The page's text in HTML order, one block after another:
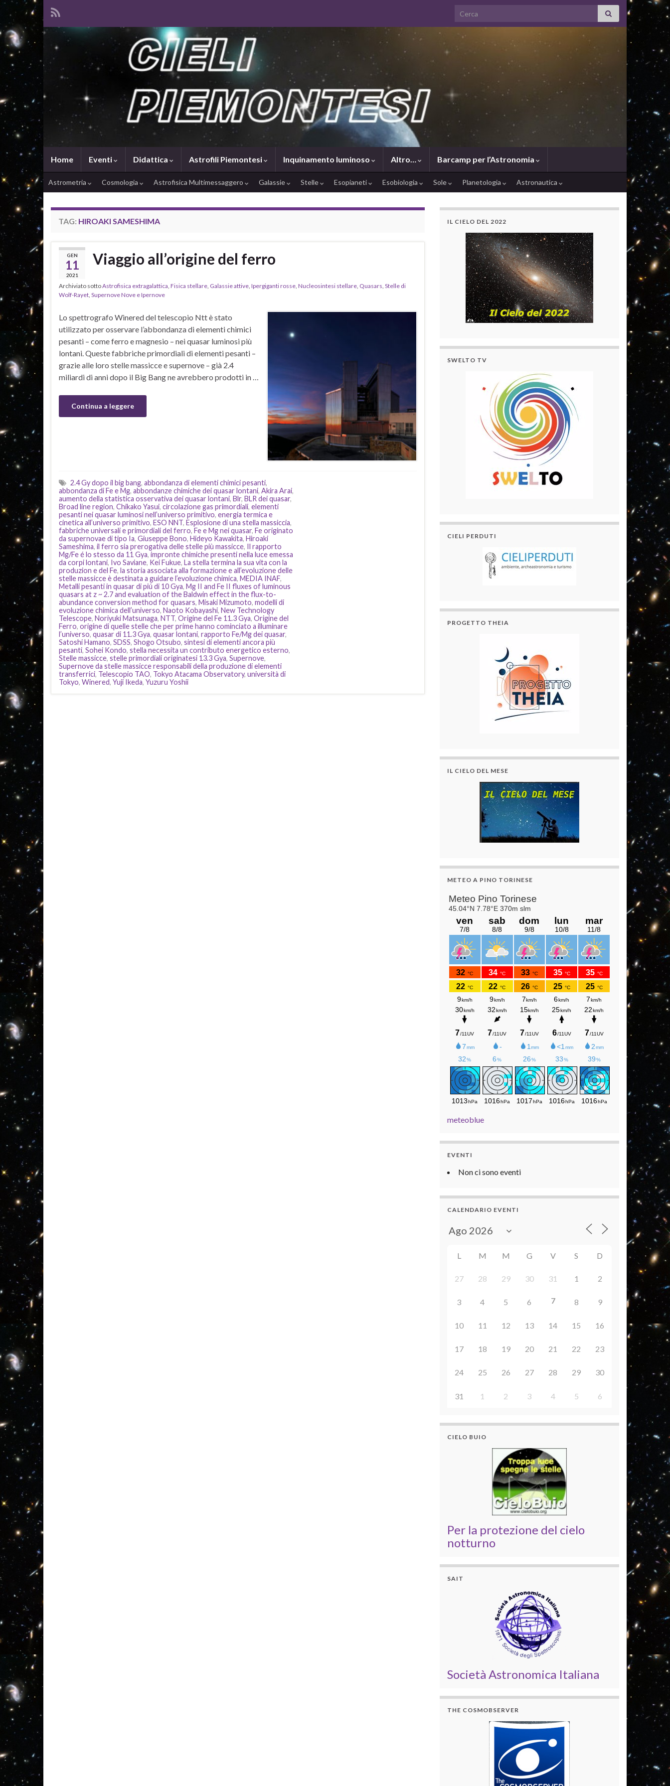
Search for:
Home Eventi Didattica Astrofili Piemontesi Inquinamento luminoso Altro… Barcamp per l’Astronomia
Astrometria Cosmologia Astrofisica Multimessaggero Galassie Stelle Esopianeti Esobiologia Sole Planetologia Astronautica
TAG: HIROAKI SAMESHIMA
GEN
11
2021
Viaggio all’origine del ferro
Archiviato sottoAstrofisica extragalattica, Fisica stellare, Galassie attive, Ipergiganti rosse, Nucleosintesi stellare, Quasars, Stelle di
Wolf-Rayet, Supernove Nove e Ipernove
Lo spettrografo Winered del telescopio Ntt è stato
utilizzato per osservare l’abbondanza di elementi chimici
pesanti – come ferro e magnesio – nei quasar luminosi più
lontani. Queste fabbriche primordiali di elementi pesanti –
grazie alle loro stelle massicce e supernove – già 2.4
miliardi di anni dopo il Big Bang ne avrebbero prodotti in …
Continua a leggere
2.4 Gy dopo il big bang, abbondanza di elementi chimici pesanti,
abbondanza di Fe e Mg, abbondanze chimiche dei quasar lontani, Akira Arai,
aumento della statistica osservativa dei quasar lontani, Blr, BLR dei quasar,
Broad line region, Chikako Yasui, circolazione gas primordiali, elementi
pesanti nei quasar luminosi nell’universo primitivo, energia termica e
cinetica all’universo primitivo, ESO NNT, Esplosione di una stella massiccia,
fabbriche universali e primordiali del ferro, Fe e Mg nei quasar, Fe originato
da supernovae di tipo Ia, Giuseppe Bono, Hideyo Kawakita, Hiroaki
Sameshima, il ferro sia prerogativa delle stelle più massicce, Il rapporto
Mg/Fe é lo stesso da 11 Gya, impronte chimiche presenti nella luce emessa
da corpi lontani, Ivo Saviane, Kei Fukue, La stella termina la sua vita con la
produzion e del Fe, la storia associata alla formazione e all’evoluzione delle
stelle massicce è destinata a guidare l’evoluzione chimica, MEDIA INAF,
Metalli pesanti in quasar di piú di 10 Gya, Mg II and Fe II fluxes of luminous
quasars at z ~ 2.7 and evaluation of the Baldwin effect in the flux-to-
abundance conversion method for quasars, Misaki Mizumoto, modelli di
evoluzione chimica dell’universo, Naoto Kobayashi, New Technology
Telescope, Noriyuki Matsunaga, NTT, Origine del Fe 11.3 Gya, Origine del
Ferro, origine di quelle stelle che per prime hanno cominciato a illuminare
l’universo, quasar di 11.3 Gya, quasar lontani, rapporto Fe/Mg dei quasar,
Satoshi Hamano, SDSS, Shogo Otsubo, sintesi di elementi ancora più
pesanti, Sohei Kondo, stella necessita un contributo energetico esterno,
Stelle massicce, stelle primordiali originatesi 13.3 Gya, Supernove,
Supernove da stelle massicce responsabili della produzione di elementi
transferrici, Telescopio TAO, Tokyo Atacama Observatory, università di
Tokyo, Winered, Yuji Ikeda, Yuzuru Yoshii
IL CIELO DEL 2022
SWELTO TV
CIELI PERDUTI
PROGETTO THEIA
IL CIELO DEL MESE
METEO A PINO TORINESE
meteoblue
EVENTI
Non ci sono eventi
CALENDARIO EVENTI
L M M G V S D
27 28 29 30 31 1 2
3 4 5 6 7 8 9
10 11 12 13 14 15 16
17 18 19 20 21 22 23
24 25 26 27 28 29 30
31 1 2 3 4 5 6
CIELO BUIO
Per la protezione del cielo
notturno
SAIT
Società Astronomica Italiana
THE COSMOBSERVER